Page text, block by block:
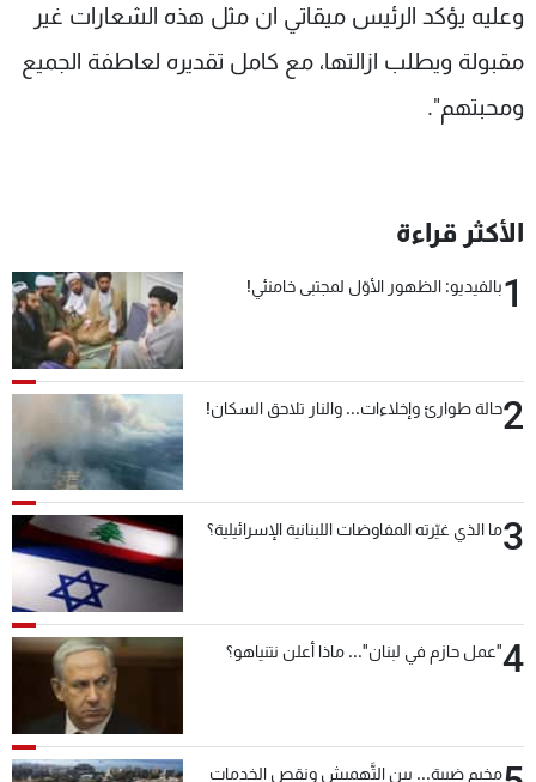
وعليه يؤكد الرئيس ميقاتي ان مثل هذه الشعارات غير
مقبولة ويطلب ازالتها، مع كامل تقديره لعاطفة الجميع
ومحبتهم".
الأكثر قراءة
1بالفيديو: الظهور الأوّل لمجتبى خامنئي!
2حالة طوارئ وإخلاءات... والنار تلاحق السكان!
3ما الذي غيّرته المفاوضات اللبنانية الإسرائيلية؟
4"عمل حازم في لبنان"... ماذا أعلن نتنياهو؟
مخيم ضبية... بين التَّهميش ونقص الخدمات